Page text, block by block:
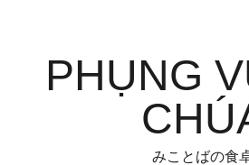
contentPHỤNG
みことばの食